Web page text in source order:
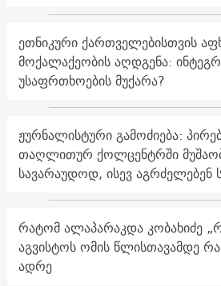
ეთნიკური ქართველებისთვის
მოქალაქეობის აღდგენა:
უსაფრთხოების მუქარა?
ჟურნალისტური გამოძიება:
თაღლითურ ქოლცენტრში
სავარაუდოდ, ისევ აგრძელებენ
რატომ ალაპარაკდა კობახიძე
აგვისტოს ომის წლისთავამდე
ადრე